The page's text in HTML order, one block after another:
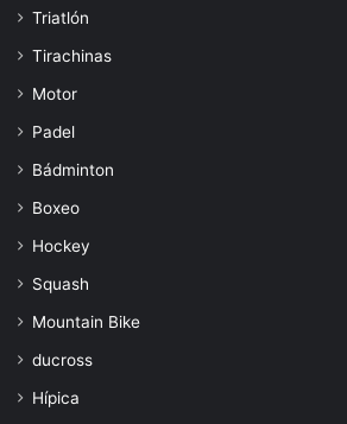
Triatlón
Tirachinas
Motor
Padel
Bádminton
Boxeo
Hockey
Squash
Mountain Bike
ducross
Hípica